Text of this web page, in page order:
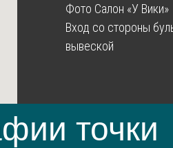
Фото Салон «У Вики»
Вход со стороны
вывеской
точки